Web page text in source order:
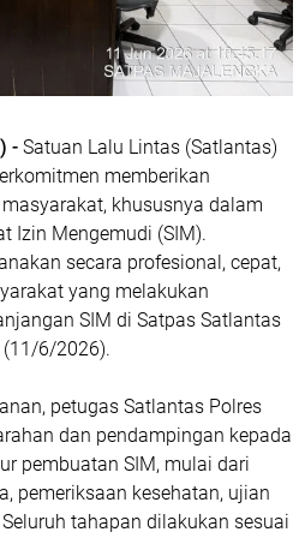
- Satuan Lalu Lintas (Satlantas)
memberikan
khususnya dalam
Izin Mengemudi (SIM).
secara profesional, cepat,
yang melakukan
SIM di Satpas Satlantas
(11/6/2026).
petugas Satlantas Polres
dan pendampingan kepada
pembuatan SIM, mulai dari
pemeriksaan kesehatan, ujian
tahapan dilakukan sesuai